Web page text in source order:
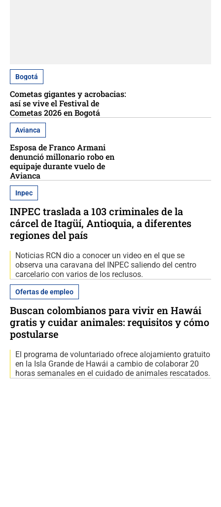
Bogotá
Cometas gigantes y acrobacias:
así se vive el Festival de
Cometas 2026 en Bogotá
Avianca
Esposa de Franco Armani
denunció millonario robo en
equipaje durante vuelo de
Avianca
Inpec
INPEC traslada a 103 criminales de la
cárcel de Itagüí, Antioquia, a diferentes
regiones del país
Noticias RCN dio a conocer un video en el que se
observa una caravana del INPEC saliendo del centro
carcelario con varios de los reclusos.
Ofertas de empleo
Buscan colombianos para vivir en Hawái
gratis y cuidar animales: requisitos y cómo
postularse
El programa de voluntariado ofrece alojamiento gratuito
en la Isla Grande de Hawái a cambio de colaborar 20
horas semanales en el cuidado de animales rescatados.